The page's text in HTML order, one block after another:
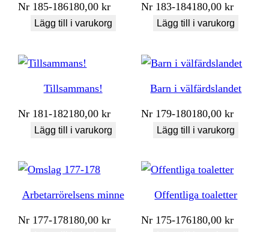
Nr 185-186180,00kr
Lägg till i varukorg
Nr 183-184180,00kr
Lägg till i varukorg
Tillsammans!
Nr 181-182180,00kr
Lägg till i varukorg
Barn i välfärdslandet
Nr 179-180180,00kr
Lägg till i varukorg
Arbetarrörelsens minne
Nr 177-178180,00kr
Offentliga toaletter
Nr 175-176180,00kr